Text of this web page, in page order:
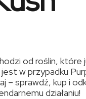
od roślin,
w przypadku
– sprawdź, kup i
działaniu!